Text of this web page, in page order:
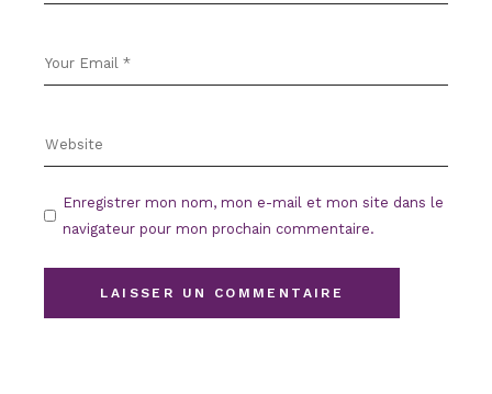
Enregistrer mon nom, mon e-mail et mon site dans le
navigateur pour mon prochain commentaire.
LAISSER UN COMMENTAIRE